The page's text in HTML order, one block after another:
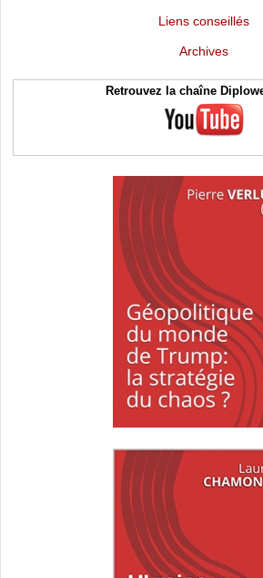
Liens conseillés
Archives
Retrouvez la chaîne